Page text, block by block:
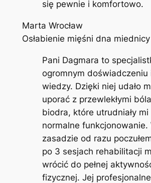
się pewnie i komfortowo.
Marta Wrocław
Osłabienie mięśni dna miednicy
Pani Dagmara to
ogromnym doświadczeniu
wiedzy. Dzięki niej udało
uporać z przewlekłymi
biodra, które utrudniały mi
normalne funkcjonowanie.
zasadzie od razu
po 3 sesjach rehabilitacji
wrócić do pełnej
fizycznej. Jej profesjonalne